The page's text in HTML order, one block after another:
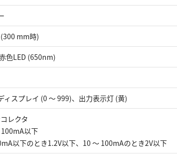
mm時)
色LED (650nm)
ィスプレイ (0 ～ 999)、出力表示灯 (黄)
レクタ
以下
以下のとき1.2V以下、10 ～ 100mAのとき2V以下